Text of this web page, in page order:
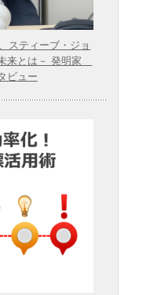
スティーブ・ジョ
来とは－ 発明家
ビュー